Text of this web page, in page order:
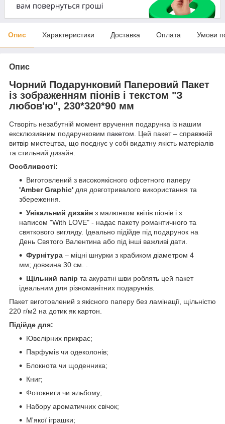
Опис Характеристики Доставка Оплата Умови
Опис
Чорний Подарунковий Паперовий Пакет
із зображенням піонів і текстом "З
любов'ю", 230*320*90 мм
Створіть незабутній момент вручення подарунка із нашим
ексклюзивним подарунковим пакетом . Цей пакет – справжній
витвір мистецтва, що поєднує у собі видатну якість матеріалів
та стильний дизайн.
Особливості:
Виготовлений з високоякісного офсетного паперу
'Amber Graphic' для довготривалого використання та
збереження.
Унікальний дизайн з малюнком квітів піонів і з
написом "With LOVE" - надає пакету романтичного та
святкового вигляду. Ідеально підійде під подарунок на
День Святого Валентина або під інші важливі дати.
Фурнітура – міцні шнурки з крабиком діаметром 4
мм; довжина 30 см. .
Щільний папір та акуратні шви роблять цей пакет
ідеальним для різноманітних подарунків.
Пакет виготовлений з якісного паперу без ламінації, щільністю
220 г/м2 на дотик як картон.
Підійде для:
Ювелірних прикрас;
Парфумів чи одеколонів;
Блокнота чи щоденника;
Книг;
Фотокниги чи альбому;
Набору ароматичних свічок;
М'якої іграшки;